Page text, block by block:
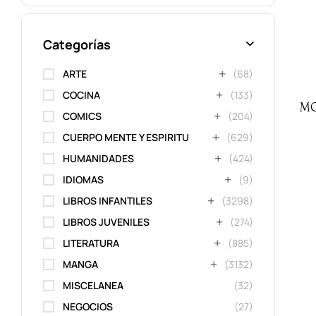
Categorías
ARTE
(68)
COCINA
(133)
COMICS
(204)
CUERPO MENTE Y ESPIRITU
(629)
HUMANIDADES
(424)
IDIOMAS
(9)
LIBROS INFANTILES
(3298)
LIBROS JUVENILES
(274)
LITERATURA
(885)
MANGA
(3132)
MISCELANEA
(32)
NEGOCIOS
(27)